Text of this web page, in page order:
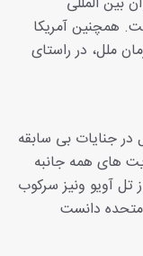
همچنین آمریکا
ملل، در راستای
در جنایات بی سابقه
های همه جانبه
تل آویو ونیز سرکوب
دانست